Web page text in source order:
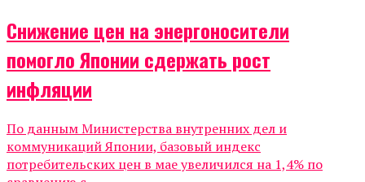
Снижение цен на энергоносители
помогло Японии сдержать рост
инфляции
По данным Министерства внутренних дел и
коммуникаций Японии, базовый индекс
потребительских цен в мае увеличился на 1,4% по